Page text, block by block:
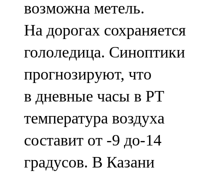
102,3 FM
Яңа чишмә
107,0 FM
Яр Чаллы
105,5 FM
возможна метель.
На дорогах сохраняется
гололедица. Синоптики
прогнозируют, что
в дневные часы в РТ
температура воздуха
составит от -9 до-14
градусов. В Казани